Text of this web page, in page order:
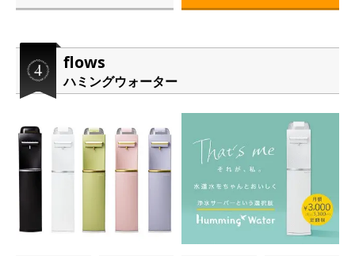
flows
ハミングウォーター